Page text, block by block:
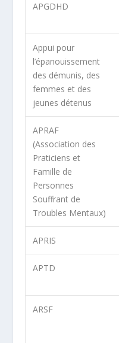
APGDHD
Appui pour
l’épanouissement
des démunis, des
femmes et des
jeunes détenus
APRAF
(Association des
Praticiens et
Famille de
Personnes
Souffrant de
Troubles Mentaux)
APRIS
APTD
ARSF